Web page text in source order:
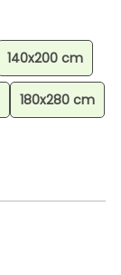
140x200 cm
180x280 cm